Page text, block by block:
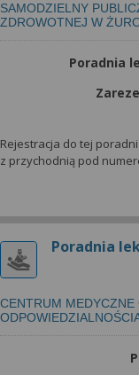
SAMODZIELNY
ZDROWOTNEJ W
Poradnia
Rejestracja do tej
z przychodnią pod
Poradnia
CENTRUM